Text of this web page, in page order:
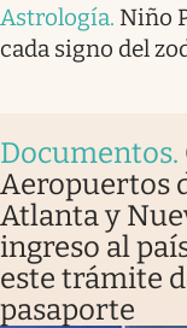
Astrología. Niño
cada signo del
Documentos.
Aeropuertos
Atlanta y
ingreso al
este trámite
pasaporte